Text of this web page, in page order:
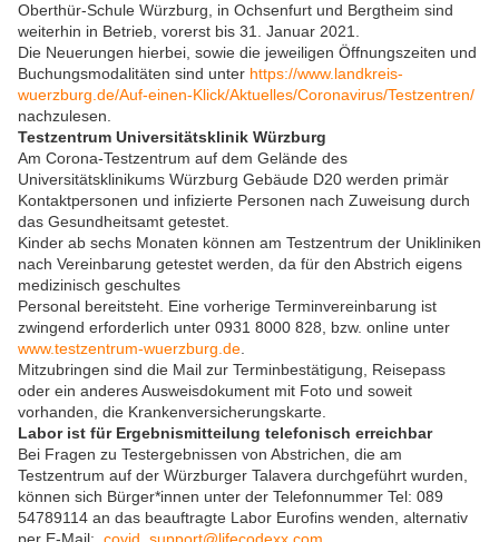
Oberthür-Schule Würzburg, in Ochsenfurt und Bergtheim sind
weiterhin in Betrieb, vorerst bis 31. Januar 2021.
Die Neuerungen hierbei, sowie die jeweiligen Öffnungszeiten und
Buchungsmodalitäten sind unter https://www.landkreis-
wuerzburg.de/Auf-einen-Klick/Aktuelles/Coronavirus/Testzentren/
nachzulesen.
Testzentrum Universitätsklinik Würzburg
Am Corona-Testzentrum auf dem Gelände des
Universitätsklinikums Würzburg Gebäude D20 werden primär
Kontaktpersonen und infizierte Personen nach Zuweisung durch
das Gesundheitsamt getestet.
Kinder ab sechs Monaten können am Testzentrum der Unikliniken
nach Vereinbarung getestet werden, da für den Abstrich eigens
medizinisch geschultes
Personal bereitsteht. Eine vorherige Terminvereinbarung ist
zwingend erforderlich unter 0931 8000 828, bzw. online unter
www.testzentrum-wuerzburg.de
Mitzubringen sind die Mail zur Terminbestätigung, Reisepass
oder ein anderes Ausweisdokument mit Foto und soweit
vorhanden, die Krankenversicherungskarte.
Labor ist für Ergebnismitteilung telefonisch erreichbar
Bei Fragen zu Testergebnissen von Abstrichen, die am
Testzentrum auf der Würzburger Talavera durchgeführt wurden,
können sich Bürger*innen unter der Telefonnummer Tel: 089
54789114 an das beauftragte Labor Eurofins wenden, alternativ